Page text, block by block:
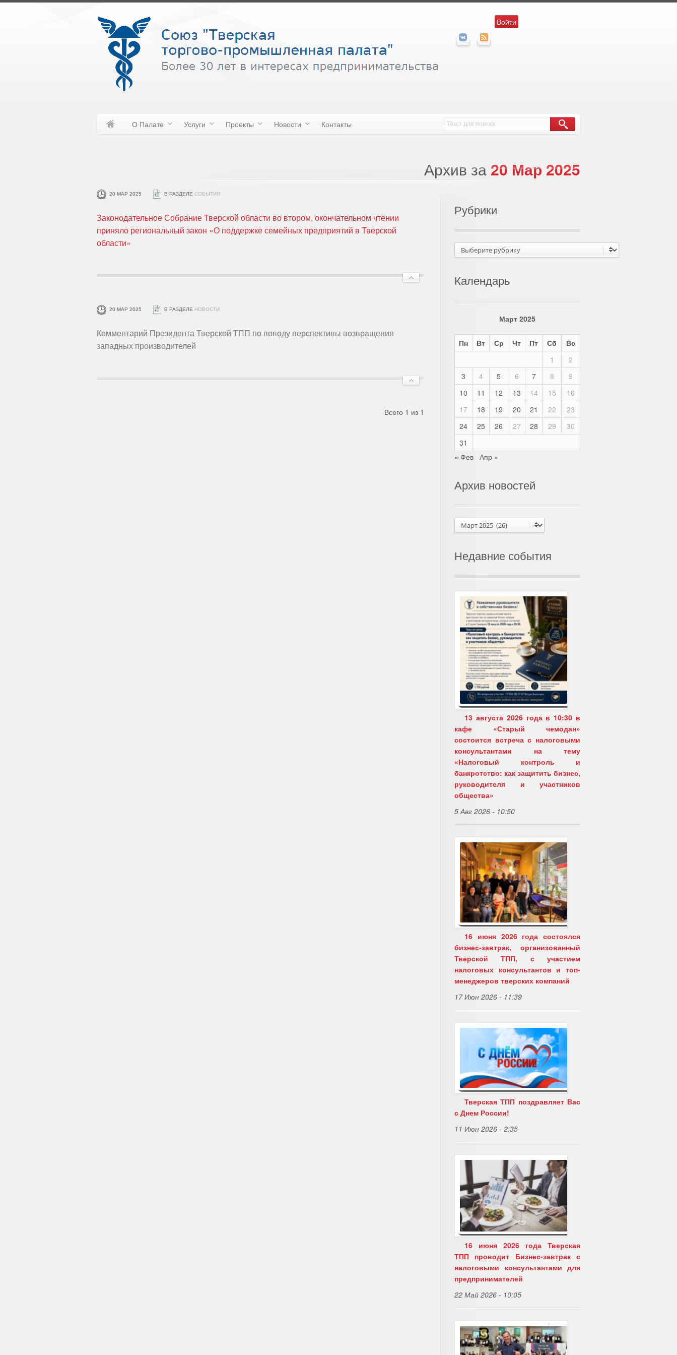
Войти
О Палате Услуги Проекты Новости Контакты
Архив за 20 Мар 2025
20 МАР 2025 В РАЗДЕЛЕ СОБЫТИЯ
Законодательное Собрание Тверской области во втором, окончательном чтении
приняло региональный закон «О поддержке семейных предприятий в Тверской
области»
20 МАР 2025 В РАЗДЕЛЕ НОВОСТИ
Комментарий Президента Тверской ТПП по поводу перспективы возвращения
западных производителей
Всего 1 из 1
Рубрики
Рубрики
Календарь
Март 2025
Пн Вт Ср Чт Пт Сб
Вс
1
2
3
4 5 6 7 8
9
10
11 12 13 14 15
16
17
18 19 20 21 22
23
24
25 26 27 28 29
30
31
« Фев Апр »
Архив новостей
Архив
новостей
Недавние события
13 августа 2026 года в 10:30 в
кафе «Старый чемодан»
состоится встреча с налоговыми
консультантами на тему
«Налоговый контроль и
банкротство: как защитить бизнес,
руководителя и участников
общества»
5 Авг 2026 - 10:50
16 июня 2026 года состоялся
бизнес-завтрак, организованный
Тверской ТПП, с участием
налоговых консультантов и топ-
менеджеров тверских компаний
17 Июн 2026 - 11:39
Тверская ТПП поздравляет Вас
с Днем России!
11 Июн 2026 - 2:35
16 июня 2026 года Тверская
ТПП проводит Бизнес-завтрак с
налоговыми консультантами для
предпринимателей
22 Май 2026 - 10:05